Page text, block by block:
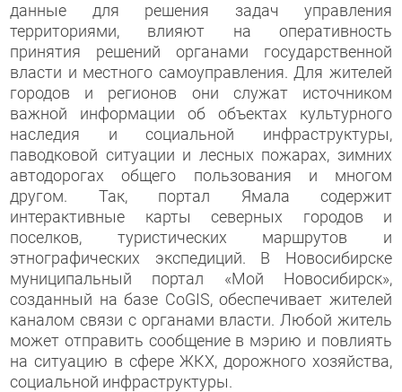
данные для решения задач управления
территориями, влияют на оперативность
принятия решений органами государственной
власти и местного самоуправления. Для жителей
городов и регионов они служат источником
важной информации об объектах культурного
наследия и социальной инфраструктуры,
паводковой ситуации и лесных пожарах, зимних
автодорогах общего пользования и многом
другом. Так, портал Ямала содержит
интерактивные карты северных городов и
поселков, туристических маршрутов и
этнографических экспедиций. В Новосибирске
муниципальный портал «Мой Новосибирск»,
созданный на базе CoGIS, обеспечивает жителей
каналом связи с органами власти. Любой житель
может отправить сообщение в мэрию и повлиять
на ситуацию в сфере ЖКХ, дорожного хозяйства,
социальной инфраструктуры.